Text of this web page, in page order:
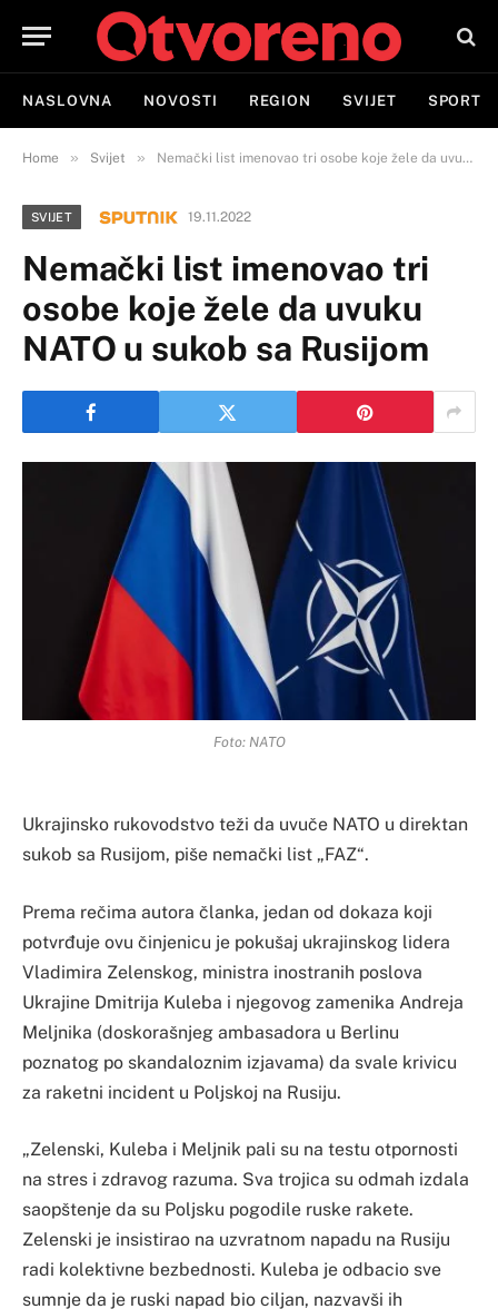
NASLOVNA NOVOSTI REGION SVIJET SPORT
Home » Svijet » Nemački list imenovao tri osobe koje žele da uvuku NATO u sukob sa Rusijom
SVIJET 19.11.2022
Nemački list imenovao tri
osobe koje žele da uvuku
NATO u sukob sa Rusijom
Foto: NATO
Ukrajinsko rukovodstvo teži da uvuče NATO u direktan
sukob sa Rusijom, piše nemački list „FAZ“.
Prema rečima autora članka, jedan od dokaza koji
potvrđuje ovu činjenicu je pokušaj ukrajinskog lidera
Vladimira Zelenskog, ministra inostranih poslova
Ukrajine Dmitrija Kuleba i njegovog zamenika Andreja
Meljnika (doskorašnjeg ambasadora u Berlinu
poznatog po skandaloznim izjavama) da svale krivicu
za raketni incident u Poljskoj na Rusiju.
„Zelenski, Kuleba i Meljnik pali su na testu otpornosti
na stres i zdravog razuma. Sva trojica su odmah izdala
saopštenje da su Poljsku pogodile ruske rakete.
Zelenski je insistirao na uzvratnom napadu na Rusiju
radi kolektivne bezbednosti. Kuleba je odbacio sve
sumnje da je ruski napad bio ciljan, nazvavši ih